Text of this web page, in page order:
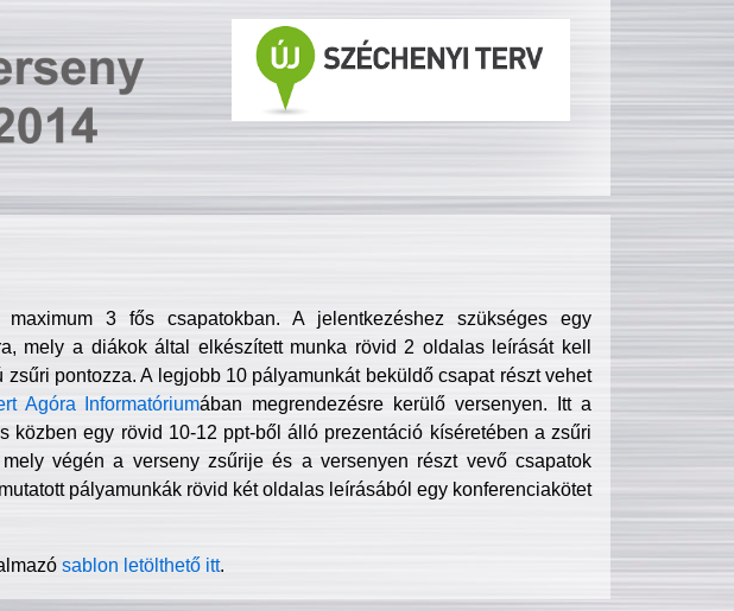
3 fős csapatokban. A jelentkezéshez szükséges egy
mely a diákok által elkészített munka rövid 2 oldalas leírását kell
pontozza. A legjobb 10 pályamunkát beküldő csapat részt vehet
Agóra Informatóriumában megrendezésre kerülő versenyen. Itt a
közben egy rövid 10-12 ppt-ből álló prezentáció kíséretében a zsűri
végén a verseny zsűrije és a versenyen részt vevő csapatok
pályamunkák rövid két oldalas leírásából egy konferenciakötet
sablon letölthető itt.